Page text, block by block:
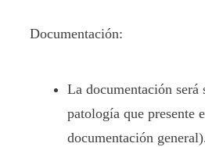
Documentación:
La documentación será
patología que presente
documentación